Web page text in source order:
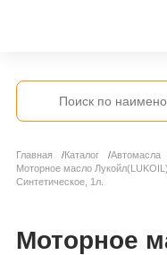
Главная Каталог Автомасла
Моторное масло
Синтетическое, 1л.
Моторное